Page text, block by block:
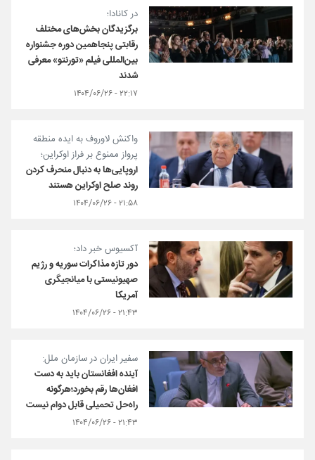
در کانادا؛
برگزیدگان بخش‌های مختلف
رقابتی پنجاهمین دوره جشنواره
بین‌المللی فیلم «تورنتو» معرفی
شدند
۲۲:۱۷ - ۱۴۰۴/۰۶/۲۶
واکنش لاوروف به ایده منطقه
پرواز ممنوع بر فراز اوکراین؛
اروپایی‌ها به دنبال منحرف کردن
روند صلح اوکراین هستند
۲۱:۵۸ - ۱۴۰۴/۰۶/۲۶
آکسیوس خبر داد؛
دور تازه مذاکرات سوریه و رژیم
صهیونیستی با میانجیگری
آمریکا
۲۱:۴۳ - ۱۴۰۴/۰۶/۲۶
سفیر ایران در سازمان ملل:
آینده افغانستان باید به دست
افغان‌ها رقم بخورد؛هرگونه
راه‌حل‌ تحمیلی قابل دوام نیست
۲۱:۴۳ - ۱۴۰۴/۰۶/۲۶